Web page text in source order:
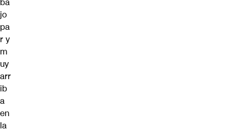
jo
pa
r y
m
uy
arr
ib
a
en
la